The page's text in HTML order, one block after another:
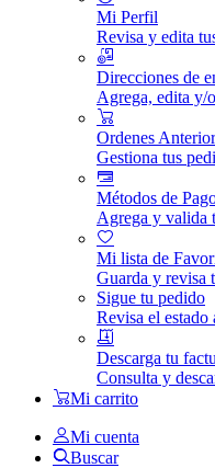
Mi Perfil
Revisa y edita
Direcciones de
Agrega, edita y/
Ordenes
Gestiona tus
Métodos de
Agrega y valida
Mi lista de
Guarda y revisa
Sigue tu pedido
Revisa el estado
Descarga tu
Consulta y
Mi carrito
Mi cuenta
Buscar